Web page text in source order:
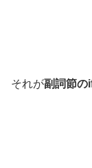
それが副詞節の